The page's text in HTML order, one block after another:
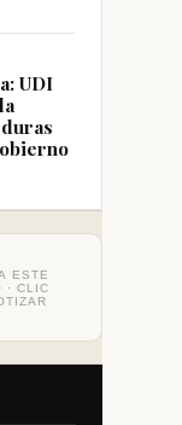
UDI
ESTE
· CLIC